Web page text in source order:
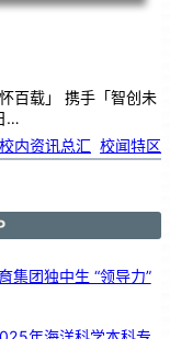
百载」 携手「智创未
…
校内资讯总汇 校闻特区
集团独中生 “领导力”